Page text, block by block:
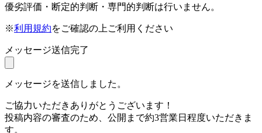
優劣評価・断定的判断・専門的判断は行いません。
※利用規約をご確認の上ご利用ください
メッセージ送信完了
メッセージを送信しました。
ご協力いただきありがとうございます！
投稿内容の審査のため、公開まで約3営業日程度いただきま
す。